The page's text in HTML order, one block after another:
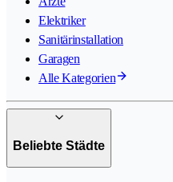
Elektriker
Sanitärinstallation
Garagen
Alle Kategorien
Beliebte Städte